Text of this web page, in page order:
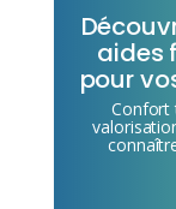
aides
pour
Confort